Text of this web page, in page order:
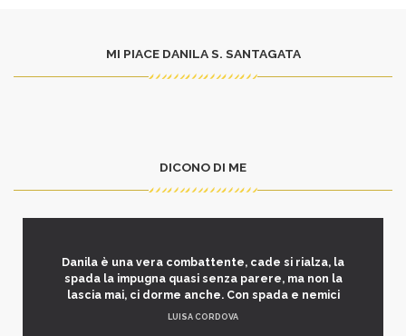
MI PIACE DANILA S. SANTAGATA
DICONO DI ME
Danila è una vera combattente, cade si rialza, la
spada la impugna quasi senza parere, ma non la
lascia mai, ci dorme anche. Con spada e nemici
LUISA CORDOVA